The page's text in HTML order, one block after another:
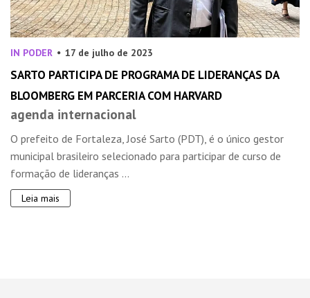
IN PODER 17 de julho de 2023
SARTO PARTICIPA DE PROGRAMA DE LIDERANÇAS DA
BLOOMBERG EM PARCERIA COM HARVARD
agenda internacional
O prefeito de Fortaleza, José Sarto (PDT), é o único gestor
municipal brasileiro selecionado para participar de curso de
formação de lideranças ...
Leia mais